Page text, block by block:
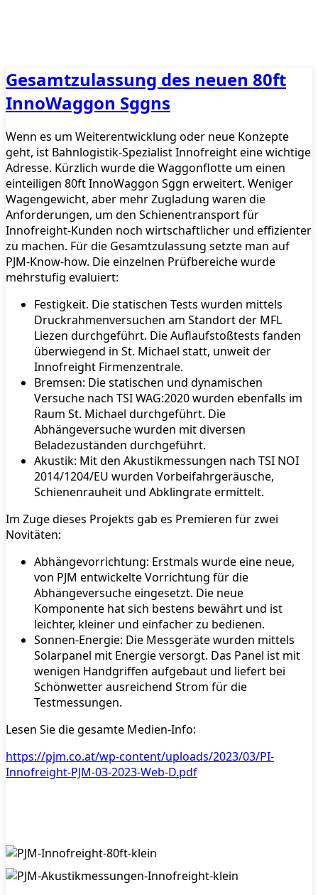
Gesamtzulassung des neuen 80ft
InnoWaggon Sggns
Wenn es um Weiterentwicklung oder neue Konzepte
geht, ist Bahnlogistik-Spezialist Innofreight eine wichtige
Adresse. Kürzlich wurde die Waggonflotte um einen
einteiligen 80ft InnoWaggon Sggn erweitert. Weniger
Wagengewicht, aber mehr Zugladung waren die
Anforderungen, um den Schienentransport für
Innofreight-Kunden noch wirtschaftlicher und effizienter
zu machen. Für die Gesamtzulassung setzte man auf
PJM-Know-how. Die einzelnen Prüfbereiche wurde
mehrstufig evaluiert:
Festigkeit. Die statischen Tests wurden mittels
Druckrahmenversuchen am Standort der MFL
Liezen durchgeführt. Die Auflaufstoßtests fanden
überwiegend in St. Michael statt, unweit der
Innofreight Firmenzentrale.
Bremsen: Die statischen und dynamischen
Versuche nach TSI WAG:2020 wurden ebenfalls im
Raum St. Michael durchgeführt. Die
Abhängeversuche wurden mit diversen
Beladezuständen durchgeführt.
Akustik: Mit den Akustikmessungen nach TSI NOI
2014/1204/EU wurden Vorbeifahrgeräusche,
Schienenrauheit und Abklingrate ermittelt.
Im Zuge dieses Projekts gab es Premieren für zwei
Novitäten:
Abhängevorrichtung: Erstmals wurde eine neue,
von PJM entwickelte Vorrichtung für die
Abhängeversuche eingesetzt. Die neue
Komponente hat sich bestens bewährt und ist
leichter, kleiner und einfacher zu bedienen.
Sonnen-Energie: Die Messgeräte wurden mittels
Solarpanel mit Energie versorgt. Das Panel ist mit
wenigen Handgriffen aufgebaut und liefert bei
Schönwetter ausreichend Strom für die
Testmessungen.
Lesen Sie die gesamte Medien-Info:
https://pjm.co.at/wp-content/uploads/2023/03/PI-
Innofreight-PJM-03-2023-Web-D.pdf